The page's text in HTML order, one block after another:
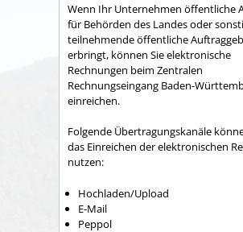
Wenn Ihr Unternehmen öffentliche
für Behörden des Landes oder
teilnehmende öffentliche
erbringt, können Sie elektronische
Rechnungen beim Zentralen
Rechnungseingang Baden-
einreichen.
Folgende Übertragungskanäle
das Einreichen der elektronischen
nutzen:
Hochladen/Upload
E-Mail
Peppol